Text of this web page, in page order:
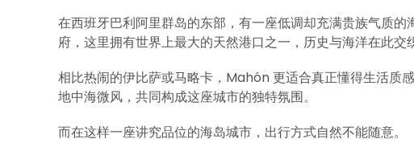
在西班牙巴利阿里群岛的东部，有一座低调却充满贵族气质
府，这里拥有世界上最大的天然港口之一，历史与海洋在此交
相比热闹的伊比萨或马略卡，Mahón 更适合真正懂得生活质
地中海微风，共同构成这座城市的独特氛围。
而在这样一座讲究品位的海岛城市，出行方式自然不能随意。